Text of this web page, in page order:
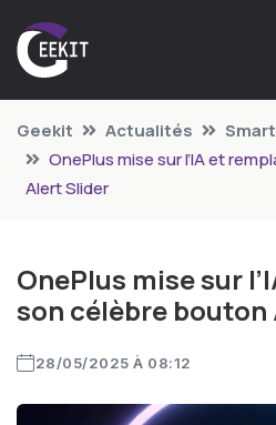
Geekit Actualités
OnePlus mise sur l’IA et
Alert Slider
OnePlus mise sur
son célèbre
28/05/2025 À 08:12